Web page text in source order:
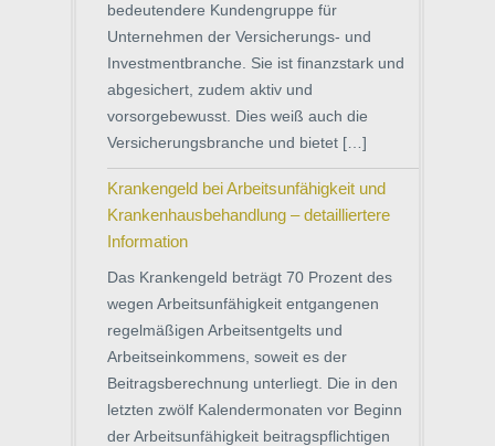
bedeutendere Kundengruppe für
Unternehmen der Versicherungs- und
Investmentbranche. Sie ist finanzstark und
abgesichert, zudem aktiv und
vorsorgebewusst. Dies weiß auch die
Versicherungsbranche und bietet […]
Krankengeld bei Arbeitsunfähigkeit und
Krankenhausbehandlung – detailliertere
Information
Das Krankengeld beträgt 70 Prozent des
wegen Arbeitsunfähigkeit entgangenen
regelmäßigen Arbeitsentgelts und
Arbeitseinkommens, soweit es der
Beitragsberechnung unterliegt. Die in den
letzten zwölf Kalendermonaten vor Beginn
der Arbeitsunfähigkeit beitragspflichtigen